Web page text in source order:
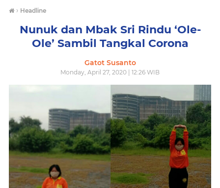
› Headline
Nunuk dan Mbak Sri Rindu ‘Ole-
Ole’ Sambil Tangkal Corona
Gatot Susanto
Monday, April 27, 2020 | 12:26 WIB